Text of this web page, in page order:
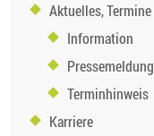
Aktuelles,
Information
Pressemeldung
Terminhinweis
Karriere